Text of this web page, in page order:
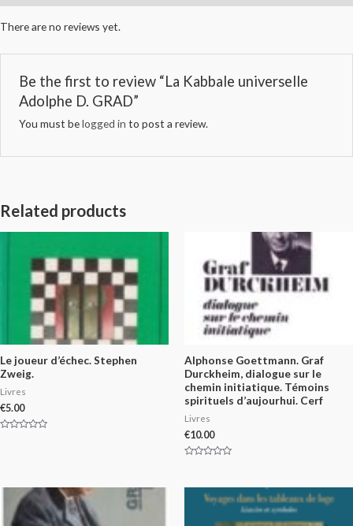
There are no reviews yet.
Be the first to review “La Kabbale universelle
Adolphe D. GRAD”
You must belogged in to post a review.
Related products
Le joueur d’échec. Stephen
Zweig.
Livres
€5.00
Alphonse Goettmann. Graf
Durckheim, dialogue sur le
chemin initiatique. Témoins
spirituels d’aujourhui. Cerf
Livres
€10.00
of